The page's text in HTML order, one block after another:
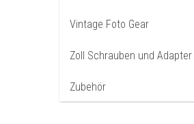
Vintage Foto Gear
Zoll Schrauben und Adapter
Zubehör